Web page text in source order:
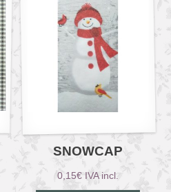
SNOWCAP
0,15€ IVA incl.